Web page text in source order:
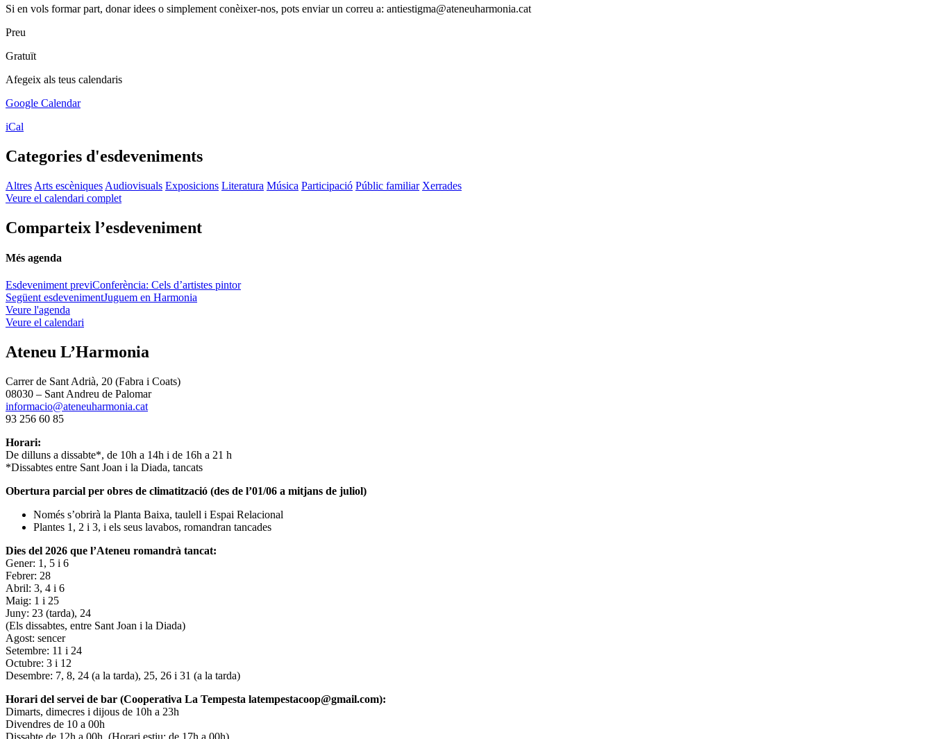
Si en vols formar part, donar idees o simplement conèixer-nos, pots enviar un correu a: antiestigma@ateneuharmonia.cat
Preu
Gratuït
Afegeix als teus calendaris
Google Calendar
iCal
Categories d'esdeveniments
Altres Arts escèniques Audiovisuals Exposicions Literatura Música Participació Públic familiar Xerrades
Veure el calendari complet
Comparteix l’esdeveniment
Més agenda
Esdeveniment previConferència: Cels d’artistes pintor
Següent esdevenimentJuguem en Harmonia
Veure l'agenda
Veure el calendari
Ateneu L’Harmonia
Carrer de Sant Adrià, 20 (Fabra i Coats)
08030 – Sant Andreu de Palomar
informacio@ateneuharmonia.cat
93 256 60 85
Horari:
De dilluns a dissabte*, de 10h a 14h i de 16h a 21 h
*Dissabtes entre Sant Joan i la Diada, tancats
Obertura parcial per obres de climatització (des de l’01/06 a mitjans de juliol)
Només s’obrirà la Planta Baixa, taulell i Espai Relacional
Plantes 1, 2 i 3, i els seus lavabos, romandran tancades
Dies del 2026 que l’Ateneu romandrà tancat:
Gener: 1, 5 i 6
Febrer: 28
Abril: 3, 4 i 6
Maig: 1 i 25
Juny: 23 (tarda), 24
(Els dissabtes, entre Sant Joan i la Diada)
Agost: sencer
Setembre: 11 i 24
Octubre: 3 i 12
Desembre: 7, 8, 24 (a la tarda), 25, 26 i 31 (a la tarda)
Horari del servei de bar (Cooperativa La Tempesta latempestacoop@gmail.com):
Dimarts, dimecres i dijous de 10h a 23h
Divendres de 10 a 00h
Dissabte de 12h a 00h. (Horari estiu: de 17h a 00h)